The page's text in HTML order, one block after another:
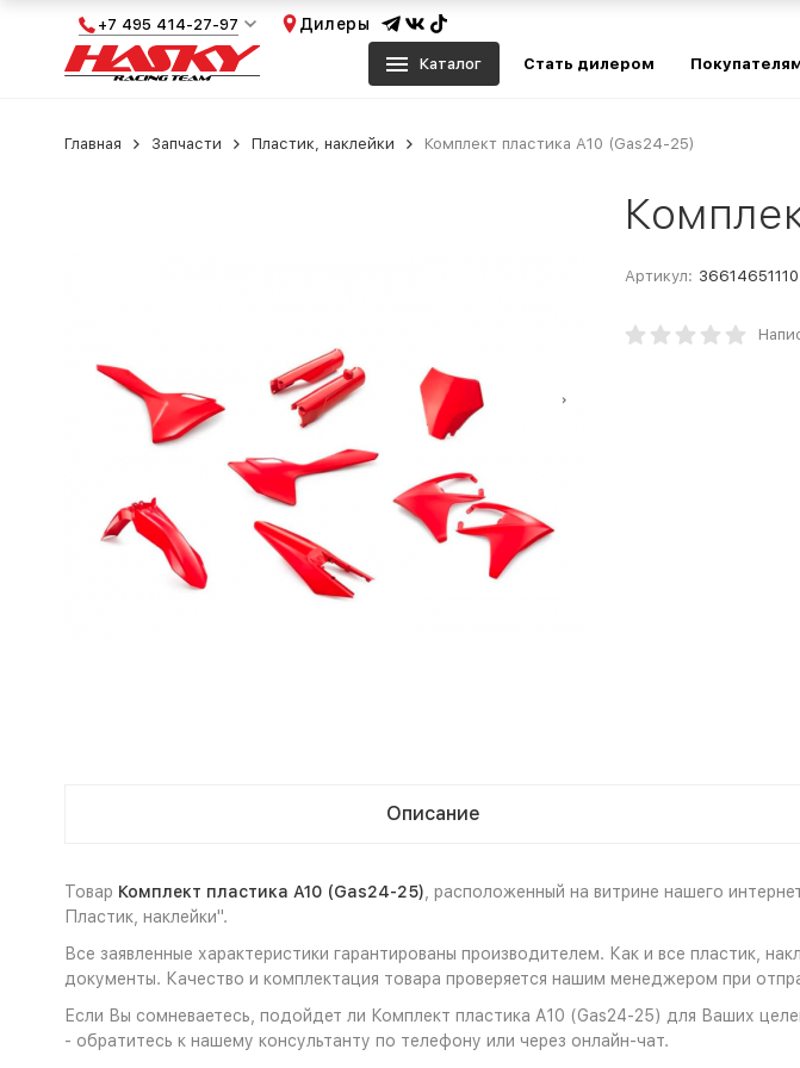
+7 495 414-27-97 Дилеры
Каталог Стать дилером
Главная Запчасти Пластик, наклейки Комплект пластика A10 (Gas24-25)
Артикул:
Описание
Товар Комплект пластика A10 (Gas24-25) , расположенный на витрине нашего
Пластик, наклейки".
Все заявленные характеристики гарантированы производителем. Как и все пластик,
документы. Качество и комплектация товара проверяется нашим менеджером при
Если Вы сомневаетесь, подойдет ли Комплект пластика A10 (Gas24-25) для Ваших
- обратитесь к нашему консультанту по телефону или через онлайн-чат.